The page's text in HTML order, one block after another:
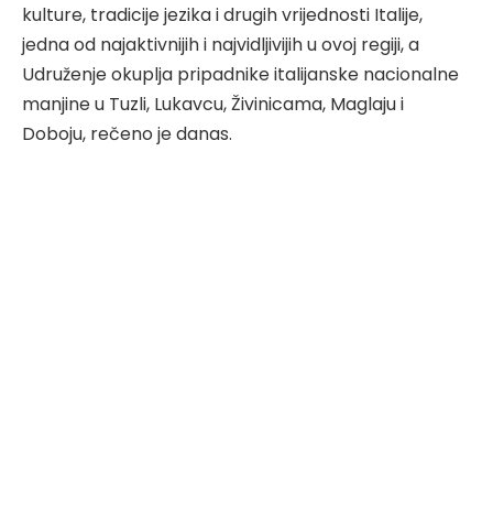
kulture, tradicije jezika i drugih vrijednosti Italije,
jedna od najaktivnijih i najvidljivijih u ovoj regiji, a
Udruženje okuplja pripadnike italijanske nacionalne
manjine u Tuzli, Lukavcu, Živinicama, Maglaju i
Doboju, rečeno je danas.